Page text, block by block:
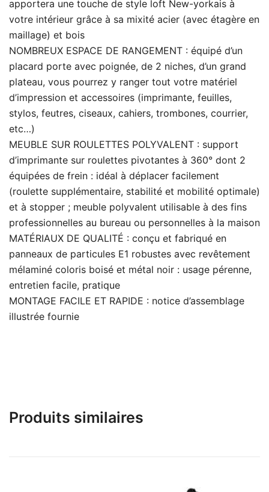
apportera une touche de style loft New-yorkais à
votre intérieur grâce à sa mixité acier (avec étagère en
maillage) et bois
NOMBREUX ESPACE DE RANGEMENT : équipé d’un
placard porte avec poignée, de 2 niches, d’un grand
plateau, vous pourrez y ranger tout votre matériel
d’impression et accessoires (imprimante, feuilles,
stylos, feutres, ciseaux, cahiers, trombones, courrier,
etc…)
MEUBLE SUR ROULETTES POLYVALENT : support
d’imprimante sur roulettes pivotantes à 360° dont 2
équipées de frein : idéal à déplacer facilement
(roulette supplémentaire, stabilité et mobilité optimale)
et à stopper ; meuble polyvalent utilisable à des fins
professionnelles au bureau ou personnelles à la maison
MATÉRIAUX DE QUALITÉ : conçu et fabriqué en
panneaux de particules E1 robustes avec revêtement
mélaminé coloris boisé et métal noir : usage pérenne,
entretien facile, pratique
MONTAGE FACILE ET RAPIDE : notice d’assemblage
illustrée fournie
Produits similaires